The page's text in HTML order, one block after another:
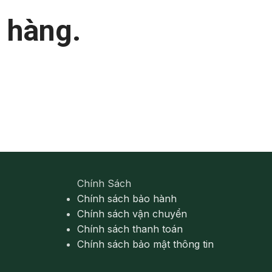
Chính Sách
Chính sách bảo hành
Chính sách vận chuyển
Chính sách thanh toán
Chính sách bảo mật thông tin